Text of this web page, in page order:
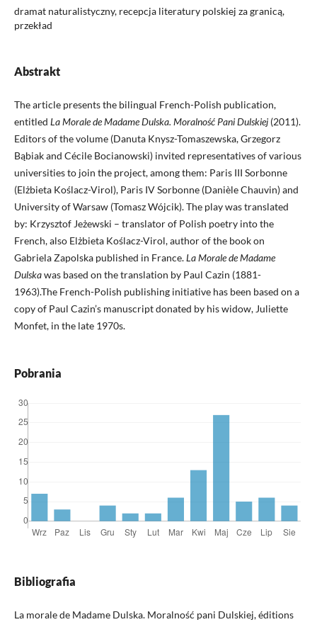
dramat naturalistyczny, recepcja literatury polskiej za granicą,
przekład
Abstrakt
The article presents the bilingual French-Polish publication,
entitled La Morale de Madame Dulska. Moralność Pani Dulskiej(2011).
Editors of the volume (Danuta Knysz-Tomaszewska, Grzegorz
Bąbiak and Cécile Bocianowski) invited representatives of various
universities to join the project, among them: Paris III Sorbonne
(Elżbieta Koślacz-Virol), Paris IV Sorbonne (Danièle Chauvin) and
University of Warsaw (Tomasz Wójcik). The play was translated
by: Krzysztof Jeżewski – translator of Polish poetry into the
French, also Elżbieta Koślacz-Virol, author of the book on
Gabriela Zapolska published in France.La Morale de Madame
Dulskawas based on the translation by Paul Cazin (1881-
1963).The French-Polish publishing initiative has been based on a
copy of Paul Cazin’s manuscript donated by his widow, Juliette
Monfet, in the late 1970s.
Pobrania
Bibliografia
La morale de Madame Dulska. Moralność pani Dulskiej, éditions